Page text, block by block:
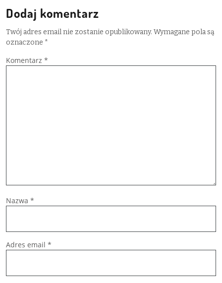
Dodaj komentarz
Twój adres email nie zostanie opublikowany. Wymagane pola są
oznaczone *
Komentarz *
Nazwa *
Adres email *